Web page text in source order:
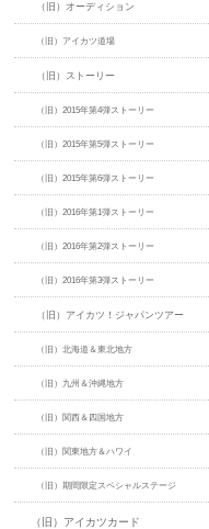
（旧）オーディション
（旧）アイカツ道場
（旧）ストーリー
（旧）2015年第4弾ストーリー
（旧）2015年第5弾ストーリー
（旧）2015年第6弾ストーリー
（旧）2016年第1弾ストーリー
（旧）2016年第2弾ストーリー
（旧）2016年第3弾ストーリー
（旧）アイカツ！ジャパンツアー
（旧）北海道＆東北地方
（旧）九州＆沖縄地方
（旧）関西＆四国地方
（旧）関東地方＆ハワイ
（旧）期間限定スペシャルステージ
（旧）アイカツカード